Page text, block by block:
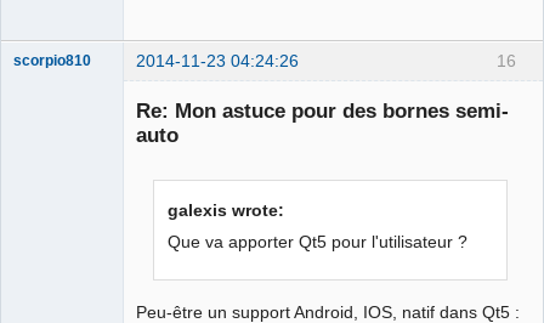
16
scorpio810 2014-11-23 04:24:26
Re: Mon astuce pour des bornes semi-
auto
galexis wrote:
Que va apporter Qt5 pour l'utilisateur ?
Peu-être un support Android, IOS, natif dans Qt5 :